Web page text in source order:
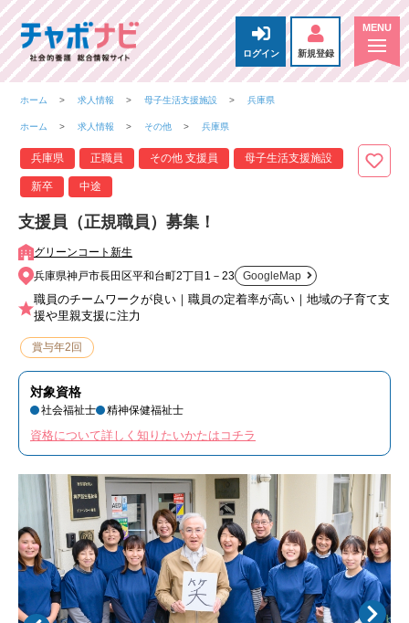
ログイン 新規登録
ホーム 求人情報 母子生活支援施設 兵庫県
ホーム 求人情報 その他 兵庫県
兵庫県 正職員 その他 支援員 母子生活支援施設
新卒 中途
支援員（正規職員）募集！
グリーンコート新生
兵庫県神戸市長田区平和台町2丁目1－23
GoogleMap
職員のチームワークが良い｜職員の定着率が高い｜地域の子育て支
援や里親支援に注力
賞与年2回
対象資格
社会福祉士 精神保健福祉士
資格について詳しく知りたいかたはコチラ